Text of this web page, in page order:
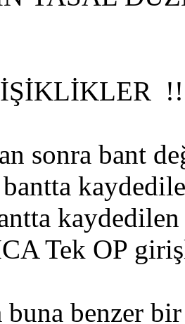
!!
sonra bant
Tek OP
buna benzer